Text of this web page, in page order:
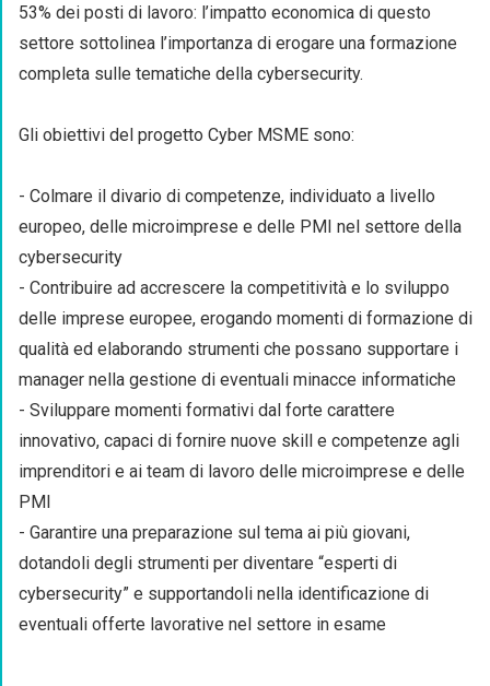
53% dei posti di lavoro: l’impatto economica di questo
settore sottolinea l’importanza di erogare una formazione
completa sulle tematiche della cybersecurity.
Gli obiettivi del progetto Cyber MSME sono:
- Colmare il divario di competenze, individuato a livello
europeo, delle microimprese e delle PMI nel settore della
cybersecurity
- Contribuire ad accrescere la competitività e lo sviluppo
delle imprese europee, erogando momenti di formazione di
qualità ed elaborando strumenti che possano supportare i
manager nella gestione di eventuali minacce informatiche
- Sviluppare momenti formativi dal forte carattere
innovativo, capaci di fornire nuove skill e competenze agli
imprenditori e ai team di lavoro delle microimprese e delle
PMI
- Garantire una preparazione sul tema ai più giovani,
dotandoli degli strumenti per diventare “esperti di
cybersecurity” e supportandoli nella identificazione di
eventuali offerte lavorative nel settore in esame